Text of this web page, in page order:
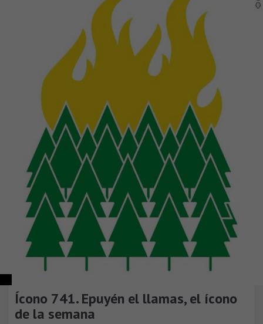
Ícono 741. Epuyén el llamas, el ícono
de la semana